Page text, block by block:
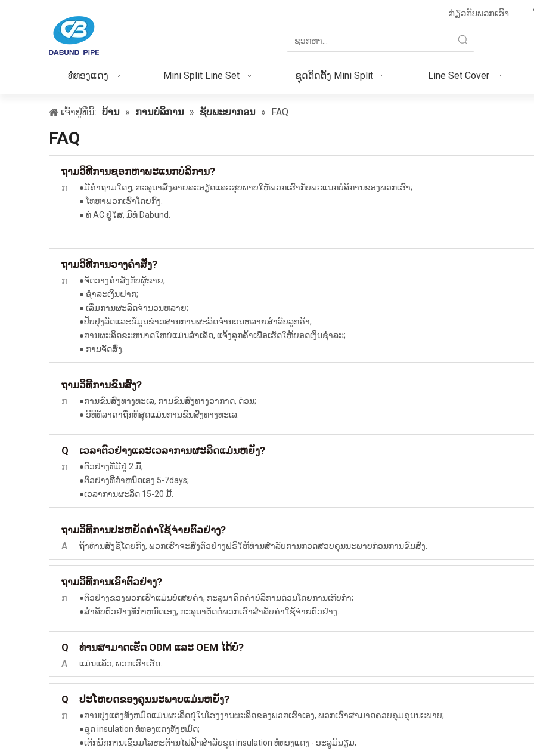
ກ່ຽວກັບພວກເຮົາ
ທໍ່ທອງແດງ Mini Split Line Set ຊຸດຕິດຕັ້ງ Mini Split Line Set Cover
ເຈົ້າຢູ່ທີ່ນີ້: ບ້ານ » ການບໍລິການ » ຊັບພະຍາກອນ » FAQ
FAQ
ຖາມວິທີການຊອກຫາພະແນກບໍລິການ?
ກ
●ມີຄໍາຖາມໃດໆ, ກະລຸນາສົ່ງລາຍລະອຽດແລະຮູບພາບໃຫ້ພວກເຮົາກັບພະແນກບໍລິການຂອງພວກເຮົາ;
● ໂທຫາພວກເຮົາໂດຍກົງ.
● ທໍ່ AC ຢູ່ໃສ, ມີທໍ່ Dabund.
ຖາມວິທີການວາງຄໍາສັ່ງ?
ກ
●ຈັດວາງຄໍາສັ່ງກັບຜູ້ຂາຍ;
● ຊໍາລະເງິນຝາກ;
● ເລີ່ມການຜະລິດຈໍານວນຫລາຍ;
●ປັບປຸງລັດແລະຂໍ້ມູນຂ່າວສານການຜະລິດຈໍານວນຫລາຍສໍາລັບລູກຄ້າ;
●ການຜະລິດຂະຫນາດໃຫຍ່ແມ່ນສໍາເລັດ, ແຈ້ງລູກຄ້າເພື່ອເຮັດໃຫ້ຍອດເງິນຊໍາລະ;
● ການຈັດສົ່ງ.
ຖາມວິທີການຂົນສົ່ງ?
ກ
●ການຂົນສົ່ງທາງທະເລ, ການຂົນສົ່ງທາງອາກາດ, ດ່ວນ;
● ວິທີທີ່ລາຄາຖືກທີ່ສຸດແມ່ນການຂົນສົ່ງທາງທະເລ.
Q ເວລາຕົວຢ່າງແລະເວລາການຜະລິດແມ່ນຫຍັງ?
ກ
●ຕົວຢ່າງທີ່ມີຢູ່ 2 ມື້;
●ຕົວຢ່າງທີ່ກໍາຫນົດເອງ 5-7days;
●ເວລາການຜະລິດ 15-20 ມື້.
ຖາມວິທີການປະຫຍັດຄ່າໃຊ້ຈ່າຍຕົວຢ່າງ?
A ຖ້າທ່ານສັ່ງຊື້ໂດຍກົງ, ພວກເຮົາຈະສົ່ງຕົວຢ່າງຟຣີໃຫ້ທ່ານສໍາລັບການກວດສອບຄຸນນະພາບກ່ອນການຂົນສົ່ງ.
ຖາມວິທີການເອົາຕົວຢ່າງ?
ກ
●ຕົວຢ່າງຂອງພວກເຮົາແມ່ນບໍ່ເສຍຄ່າ, ກະລຸນາຄິດຄ່າບໍລິການດ່ວນໂດຍການເກັບກໍາ;
●ສໍາລັບຕົວຢ່າງທີ່ກໍາຫນົດເອງ, ກະລຸນາຕິດຕໍ່ພວກເຮົາສໍາລັບຄ່າໃຊ້ຈ່າຍຕົວຢ່າງ.
Q ທ່ານສາມາດເຮັດ ODM ແລະ OEM ໄດ້ບໍ?
A ແມ່ນແລ້ວ, ພວກເຮົາເຮັດ.
Q ປະໂຫຍດຂອງຄຸນນະພາບແມ່ນຫຍັງ?
ກ
●ການປຸງແຕ່ງທັງຫມົດແມ່ນຜະລິດຢູ່ໃນໂຮງງານຜະລິດຂອງພວກເຮົາເອງ, ພວກເຮົາສາມາດຄວບຄຸມຄຸນນະພາບ;
●ຊຸດ insulation ທໍ່ທອງແດງທັງຫມົດ;
●ເຕັກນິກການເຊື່ອມໂລຫະຕ້ານໄຟຟ້າສໍາລັບຊຸດ insulation ທໍ່ທອງແດງ - ອະລູມິນຽມ;